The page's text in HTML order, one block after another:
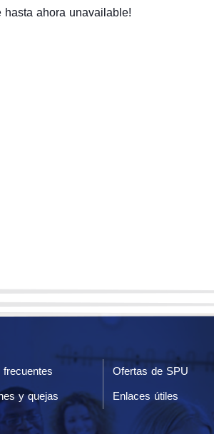
ahora unavailable!
Ofertas de SPU
y quejas
Enlaces útiles